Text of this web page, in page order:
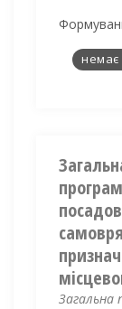
Ф
Загальна